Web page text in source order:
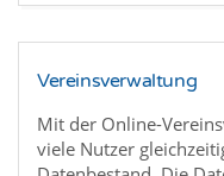
Vereinsverwaltung
Mit der Online-
viele Nutzer